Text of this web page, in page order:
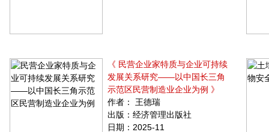
《 民营企业家特质与企业可持续
发展关系研究——以中国长三角
示范区民营制造业企业为例 》
作者： 王德瑞
出版：经济管理出版社
日期：2025-11